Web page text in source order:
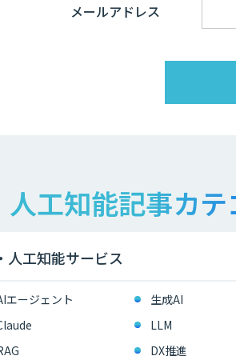
メールアドレス
人工知能記事カ
人工知能サービス
エージェント 生成AI
LLM
DX推進